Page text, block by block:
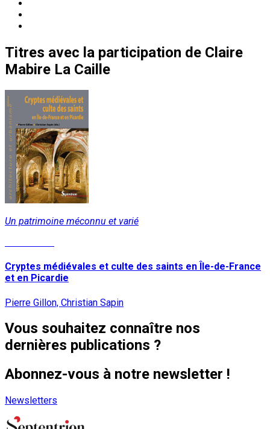
Titres avec la participation de Claire
Mabire La Caille
Un patrimoine méconnu et varié
Cryptes médiévales et culte des saints en Île-de-France
et en Picardie
Pierre Gillon, Christian Sapin
Vous souhaitez connaître nos
dernières publications ?
Abonnez-vous à notre newsletter !
Newsletters